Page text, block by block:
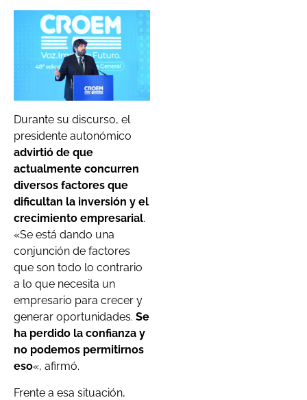
Durante su discurso, el
presidente autonómico
advirtió de que
actualmente concurren
diversos factores que
dificultan la inversión y el
crecimiento empresarial.
«Se está dando una
conjunción de factores
que son todo lo contrario
a lo que necesita un
empresario para crecer y
generar oportunidades. Se
ha perdido la confianza y
no podemos permitirnos
eso«, afirmó.
Frente a esa situación,